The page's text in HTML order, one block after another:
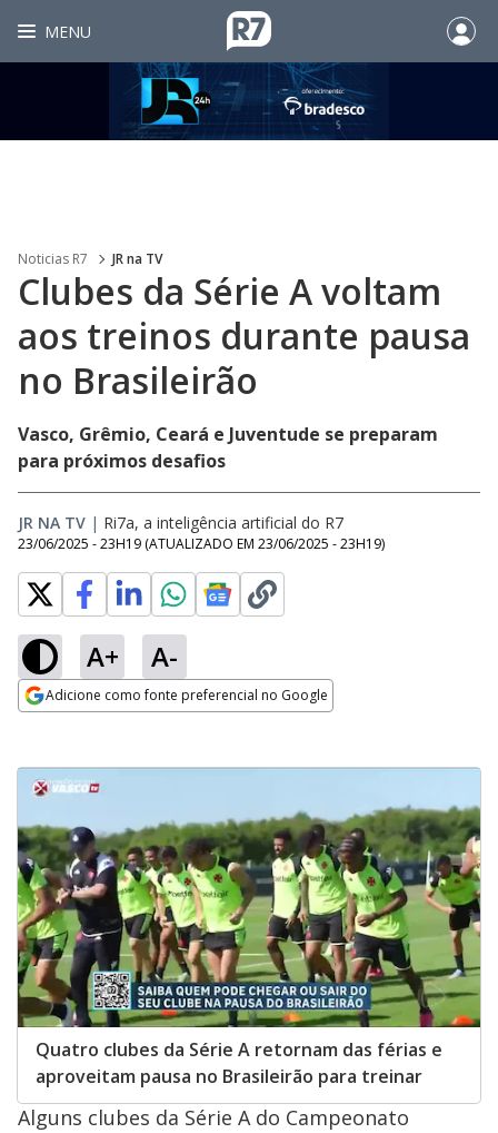
MENU
Noticias R7 JR na TV
Clubes da Série A voltam
aos treinos durante pausa
no Brasileirão
Vasco, Grêmio, Ceará e Juventude se preparam
para próximos desafios
JR NA TV | Ri7a, a inteligência artificial do R7
23/06/2025 - 23H19 (ATUALIZADO EM 23/06/2025 - 23H19)
A+ A-
Adicione como fonte preferencial no Google
Quatro clubes da Série A retornam das férias e
aproveitam pausa no Brasileirão para treinar
Alguns clubes da Série A do Campeonato